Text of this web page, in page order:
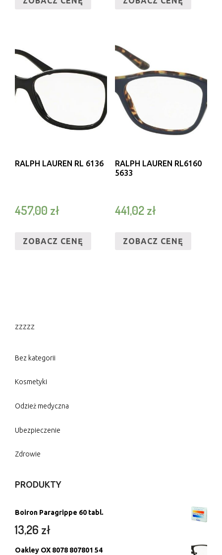
RALPH LAUREN RL 6136
457,00 zł
ZOBACZ CENĘ
RALPH LAUREN RL6160
5633
441,02zł
ZOBACZ CENĘ
zzzzz
Bez kategorii
Kosmetyki
Odzież medyczna
Ubezpieczenie
Zdrowie
PRODUKTY
Boiron Paragrippe 60 tabl.
13,26 zł
Oakley OX 8078 807801 54